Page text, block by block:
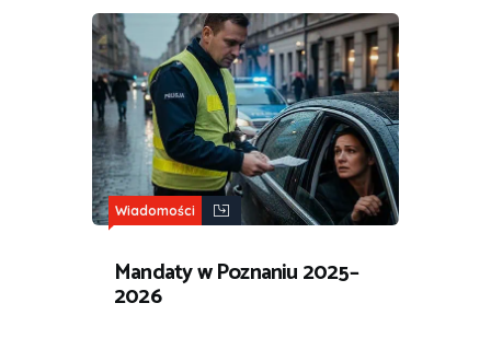
Wiadomości
Mandaty w Poznaniu 2025–
2026